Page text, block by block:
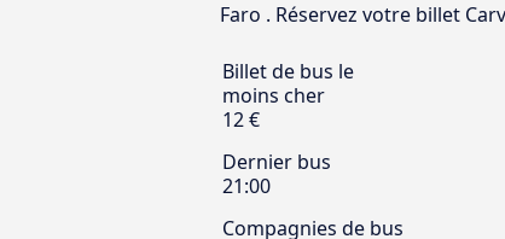
Faro . Réservez votre billet
Billet de bus le
moins cher
12 €
Dernier bus
21:00
Compagnies de bus